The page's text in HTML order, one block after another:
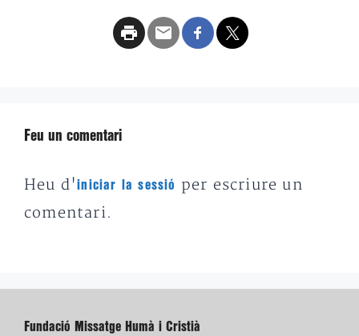
Feu un comentari
Heu d'iniciar la sessió
per escriure un
comentari.
Fundació Missatge Humà i Cristià